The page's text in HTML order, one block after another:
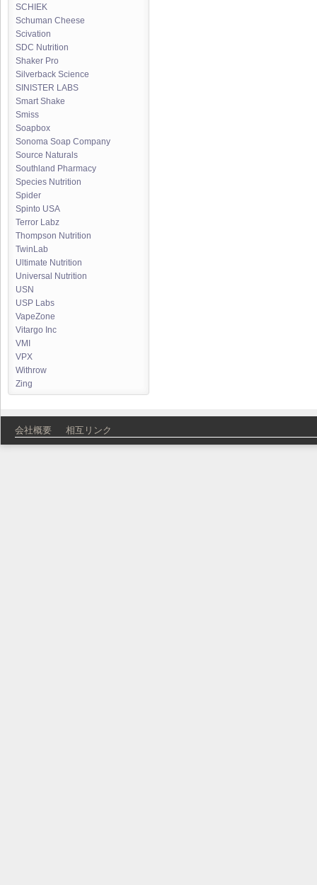
SCHIEK
Schuman Cheese
Scivation
SDC Nutrition
Shaker Pro
Silverback Science
SINISTER LABS
Smart Shake
Smiss
Soapbox
Sonoma Soap Company
Source Naturals
Southland Pharmacy
Species Nutrition
Spider
Spinto USA
Terror Labz
Thompson Nutrition
TwinLab
Ultimate Nutrition
Universal Nutrition
USN
USP Labs
VapeZone
Vitargo Inc
VMI
VPX
Withrow
Zing
会社概要 相互リンク